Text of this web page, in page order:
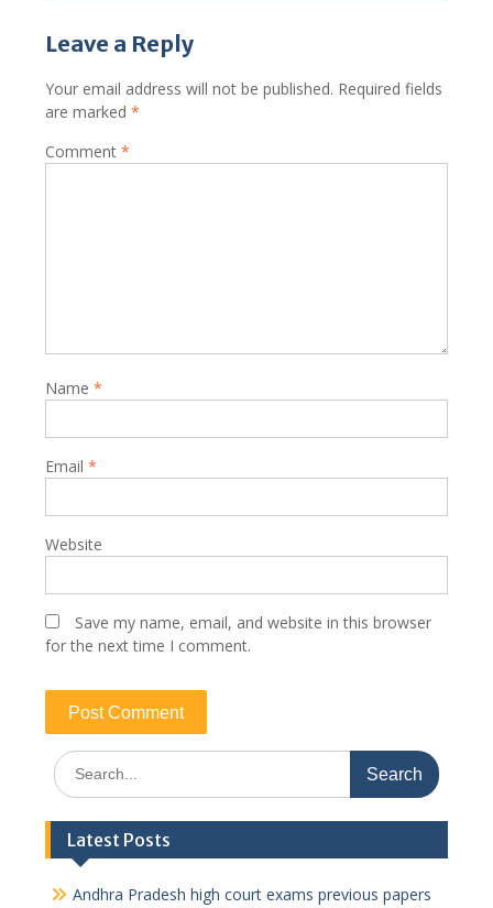
Leave a Reply
Your email address will not be published. Required fields
are marked *
Comment *
Name *
Email *
Website
Save my name, email, and website in this browser
for the next time I comment.
Search
for:
Latest Posts
Andhra Pradesh high court exams previous papers